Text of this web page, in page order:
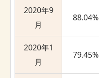
2020年9
月
88.04%
2020年1
月
79.45%